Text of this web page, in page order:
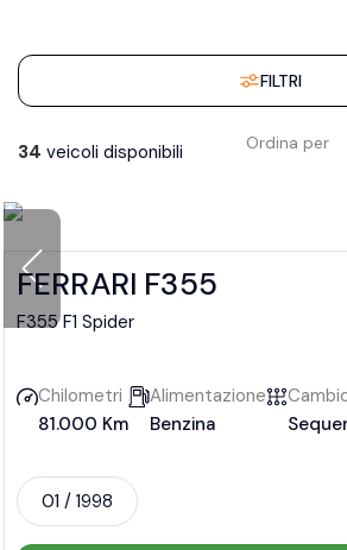
FILTRI
34 veicoli disponibili Ordina per
FERRARI F355
F355 F1 Spider
Chilometri
81.000 Km
Alimentazione
Benzina
01 / 1998